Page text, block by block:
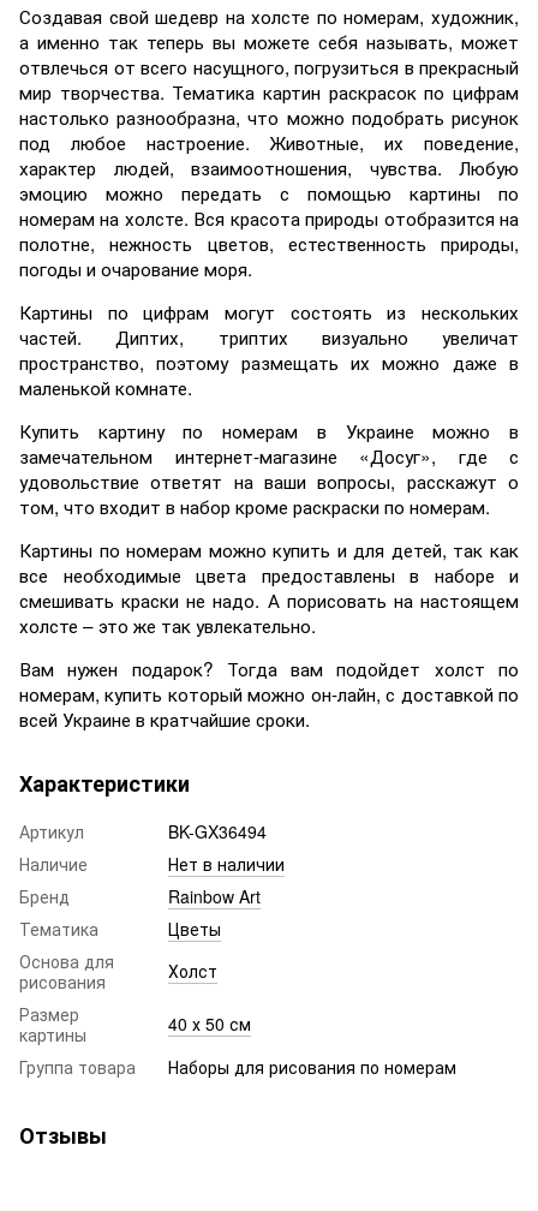
Создавая свой шедевр на холсте по номерам, художник,
а именно так теперь вы можете себя называть, может
отвлечься от всего насущного, погрузиться в прекрасный
мир творчества. Тематика картин раскрасок по цифрам
настолько разнообразна, что можно подобрать рисунок
под любое настроение. Животные, их поведение,
характер людей, взаимоотношения, чувства. Любую
эмоцию можно передать с помощью картины по
номерам на холсте. Вся красота природы отобразится на
полотне, нежность цветов, естественность природы,
погоды и очарование моря.
Картины по цифрам могут состоять из нескольких
частей. Диптих, триптих визуально увеличат
пространство, поэтому размещать их можно даже в
маленькой комнате.
Купить картину по номерам в Украине можно в
замечательном интернет-магазине «Досуг», где с
удовольствие ответят на ваши вопросы, расскажут о
том, что входит в набор кроме раскраски по номерам.
Картины по номерам можно купить и для детей, так как
все необходимые цвета предоставлены в наборе и
смешивать краски не надо. А порисовать на настоящем
холсте – это же так увлекательно.
Вам нужен подарок? Тогда вам подойдет холст по
номерам, купить который можно он-лайн, с доставкой по
всей Украине в кратчайшие сроки.
Характеристики
Артикул
BK-GX36494
Наличие
Нет в наличии
Бренд
Rainbow Art
Тематика
Цветы
Основа для
рисования
Холст
Размер
картины
40 х 50 см
Группа товара
Наборы для рисования по номерам
Отзывы